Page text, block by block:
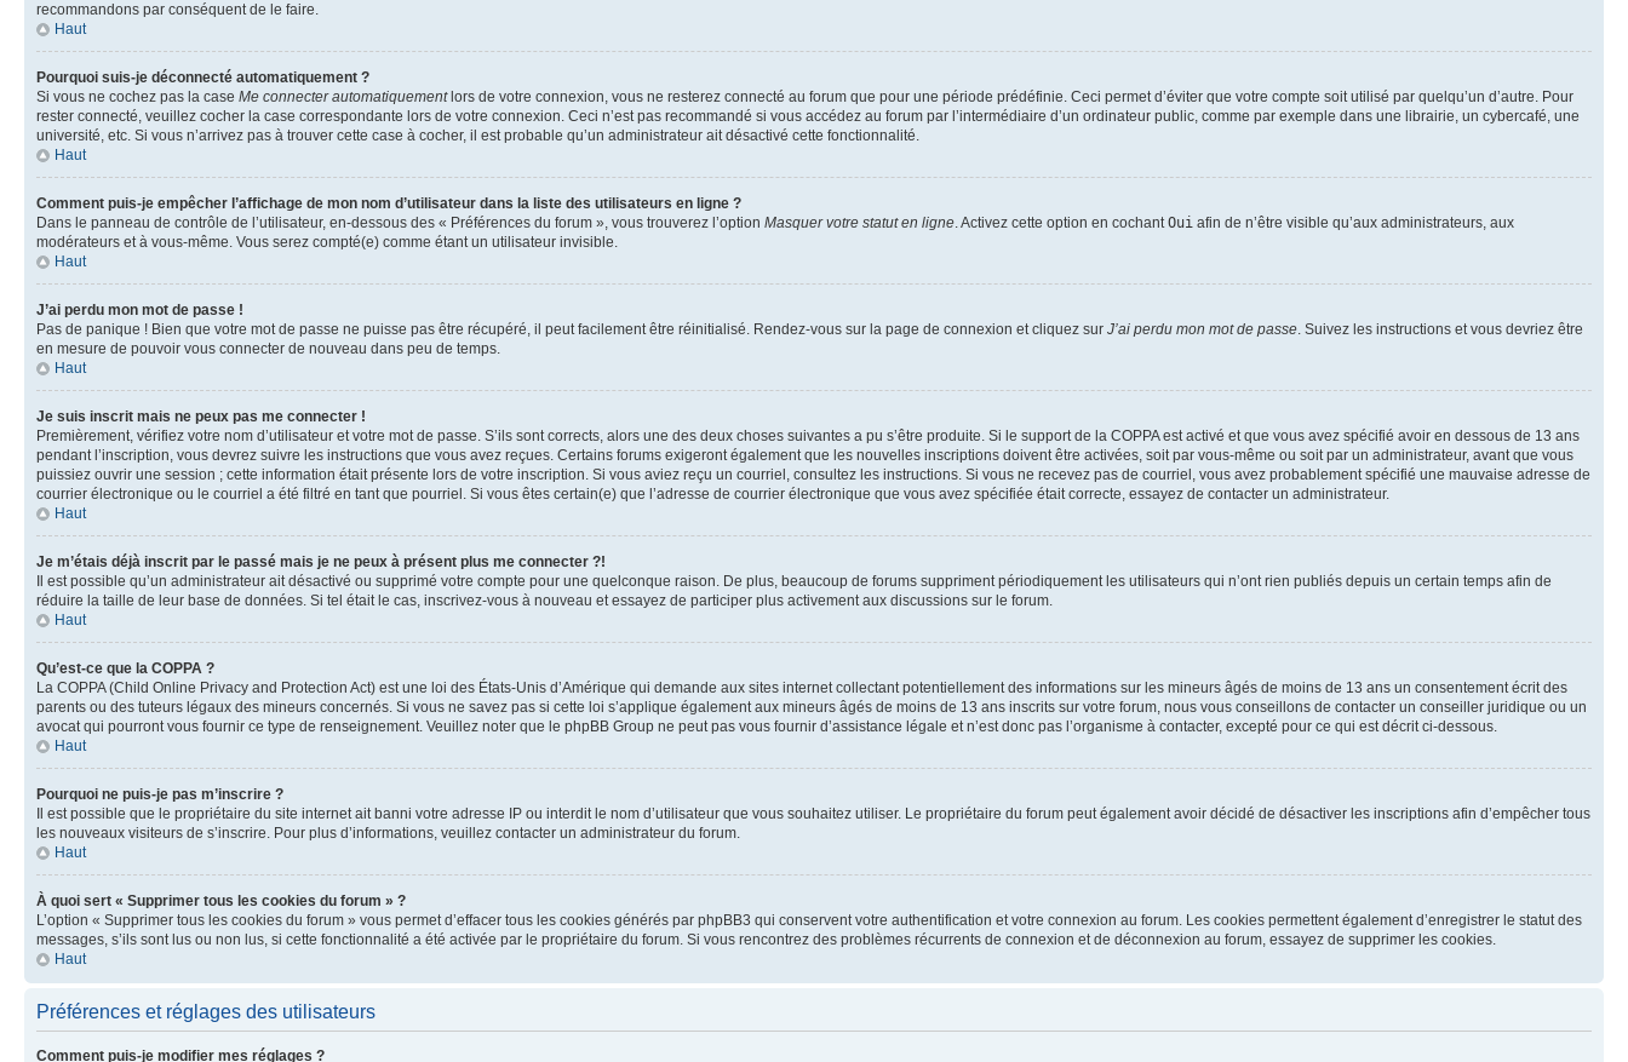
recommandons par conséquent de le faire.
Haut
Pourquoi suis-je déconnecté automatiquement ?
Si vous ne cochez pas la case Me connecter automatiquementlors de votre connexion, vous ne resterez connecté au forum que pour une période prédéfinie. Ceci permet d’éviter que votre compte soit utilisé par quelqu’un d’autre. Pour
rester connecté, veuillez cocher la case correspondante lors de votre connexion. Ceci n’est pas recommandé si vous accédez au forum par l’intermédiaire d’un ordinateur public, comme par exemple dans une librairie, un cybercafé, une
université, etc. Si vous n’arrivez pas à trouver cette case à cocher, il est probable qu’un administrateur ait désactivé cette fonctionnalité.
Haut
Comment puis-je empêcher l’affichage de mon nom d’utilisateur dans la liste des utilisateurs en ligne ?
Dans le panneau de contrôle de l’utilisateur, en-dessous des « Préférences du forum », vous trouverez l’option Masquer votre statut en ligne. Activez cette option en cochantOui afin de n’être visible qu’aux administrateurs, aux
modérateurs et à vous-même. Vous serez compté(e) comme étant un utilisateur invisible.
Haut
J’ai perdu mon mot de passe !
Pas de panique ! Bien que votre mot de passe ne puisse pas être récupéré, il peut facilement être réinitialisé. Rendez-vous sur la page de connexion et cliquez sur J’ai perdu mon mot de passe. Suivez les instructions et vous devriez être
en mesure de pouvoir vous connecter de nouveau dans peu de temps.
Haut
Je suis inscrit mais ne peux pas me connecter !
Premièrement, vérifiez votre nom d’utilisateur et votre mot de passe. S’ils sont corrects, alors une des deux choses suivantes a pu s’être produite. Si le support de la COPPA est activé et que vous avez spécifié avoir en dessous de 13 ans
pendant l’inscription, vous devrez suivre les instructions que vous avez reçues. Certains forums exigeront également que les nouvelles inscriptions doivent être activées, soit par vous-même ou soit par un administrateur, avant que vous
puissiez ouvrir une session ; cette information était présente lors de votre inscription. Si vous aviez reçu un courriel, consultez les instructions. Si vous ne recevez pas de courriel, vous avez probablement spécifié une mauvaise adresse de
courrier électronique ou le courriel a été filtré en tant que pourriel. Si vous êtes certain(e) que l’adresse de courrier électronique que vous avez spécifiée était correcte, essayez de contacter un administrateur.
Haut
Je m’étais déjà inscrit par le passé mais je ne peux à présent plus me connecter ?!
Il est possible qu’un administrateur ait désactivé ou supprimé votre compte pour une quelconque raison. De plus, beaucoup de forums suppriment périodiquement les utilisateurs qui n’ont rien publiés depuis un certain temps afin de
réduire la taille de leur base de données. Si tel était le cas, inscrivez-vous à nouveau et essayez de participer plus activement aux discussions sur le forum.
Haut
Qu’est-ce que la COPPA ?
La COPPA (Child Online Privacy and Protection Act) est une loi des États-Unis d’Amérique qui demande aux sites internet collectant potentiellement des informations sur les mineurs âgés de moins de 13 ans un consentement écrit des
parents ou des tuteurs légaux des mineurs concernés. Si vous ne savez pas si cette loi s’applique également aux mineurs âgés de moins de 13 ans inscrits sur votre forum, nous vous conseillons de contacter un conseiller juridique ou un
avocat qui pourront vous fournir ce type de renseignement. Veuillez noter que le phpBB Group ne peut pas vous fournir d’assistance légale et n’est donc pas l’organisme à contacter, excepté pour ce qui est décrit ci-dessous.
Haut
Pourquoi ne puis-je pas m’inscrire ?
Il est possible que le propriétaire du site internet ait banni votre adresse IP ou interdit le nom d’utilisateur que vous souhaitez utiliser. Le propriétaire du forum peut également avoir décidé de désactiver les inscriptions afin d’empêcher tous
les nouveaux visiteurs de s’inscrire. Pour plus d’informations, veuillez contacter un administrateur du forum.
Haut
À quoi sert « Supprimer tous les cookies du forum » ?
L’option « Supprimer tous les cookies du forum » vous permet d’effacer tous les cookies générés par phpBB3 qui conservent votre authentification et votre connexion au forum. Les cookies permettent également d’enregistrer le statut des
messages, s’ils sont lus ou non lus, si cette fonctionnalité a été activée par le propriétaire du forum. Si vous rencontrez des problèmes récurrents de connexion et de déconnexion au forum, essayez de supprimer les cookies.
Haut
Préférences et réglages des utilisateurs
Comment puis-je modifier mes réglages ?